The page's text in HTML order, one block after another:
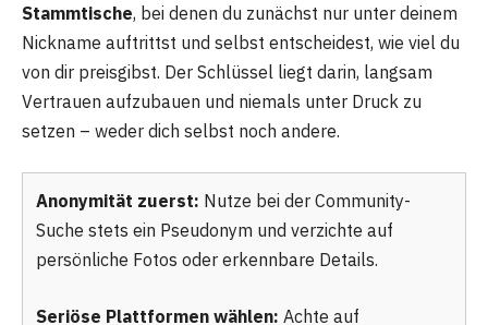
Stammtische, bei denen du zunächst nur unter deinem
Nickname auftrittst und selbst entscheidest, wie viel du
von dir preisgibst. Der Schlüssel liegt darin, langsam
Vertrauen aufzubauen und niemals unter Druck zu
setzen – weder dich selbst noch andere.
Anonymität zuerst: Nutze bei der Community-
Suche stets ein Pseudonym und verzichte auf
persönliche Fotos oder erkennbare Details.
Seriöse Plattformen wählen: Achte auf